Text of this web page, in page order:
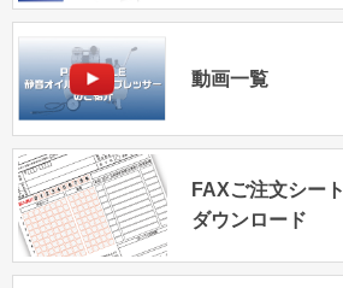
動画一覧
FAXご注文シート
ダウンロード